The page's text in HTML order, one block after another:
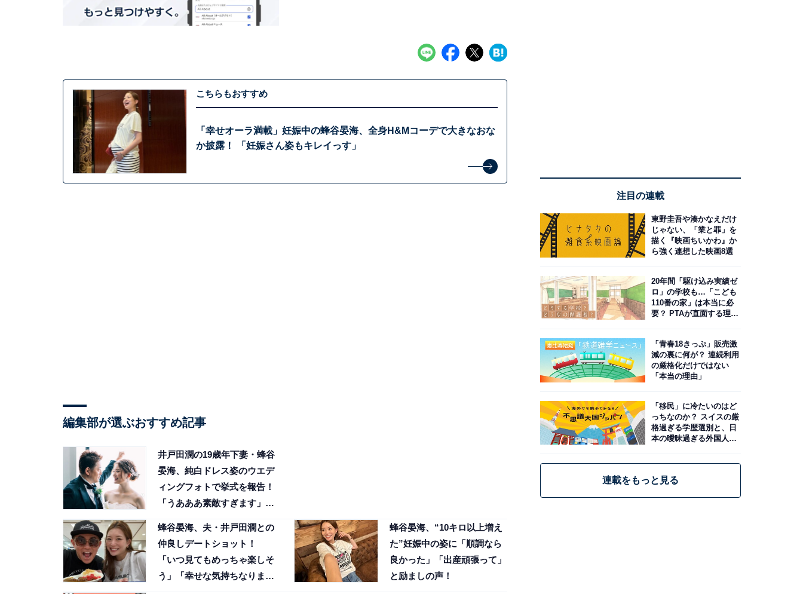
こちらもおすすめ
「幸せオーラ満載」妊娠中の蜂谷晏海、全身H&Mコーデで大きなおな
か披露！ 「妊娠さん姿もキレイっす」
編集部が選ぶおすすめ記事
井戸田潤の19歳年下妻・蜂谷
晏海、純白ドレス姿のウエデ
ィングフォトで挙式を報告！
「うあああ素敵すぎます」
蜂谷晏海、夫・井戸田潤との
仲良しデートショット！
「いつ見てもめっちゃ楽しそ
う」「幸せな気持ちなりま
蜂谷晏海、“10キロ以上増え
た”妊娠中の姿に「順調なら
良かった」「出産頑張って」
と励ましの声！
注目の連載
東野圭吾や湊かなえだけ
じゃない、「業と罪」を
描く『映画ちいかわ』か
ら強く連想した映画8選
20年間「駆け込み実績ゼ
ロ」の学校も…「こども
110番の家」は本当に必
要？ PTAが直面する理想
「青春18きっぷ」販売激
減の裏に何が？ 連続利用
の厳格化だけではない
「本当の理由」
「移民」に冷たいのはど
っちなのか？ スイスの厳
格過ぎる学歴選別と、日
本の曖昧過ぎる外国人政
連載をもっと見る